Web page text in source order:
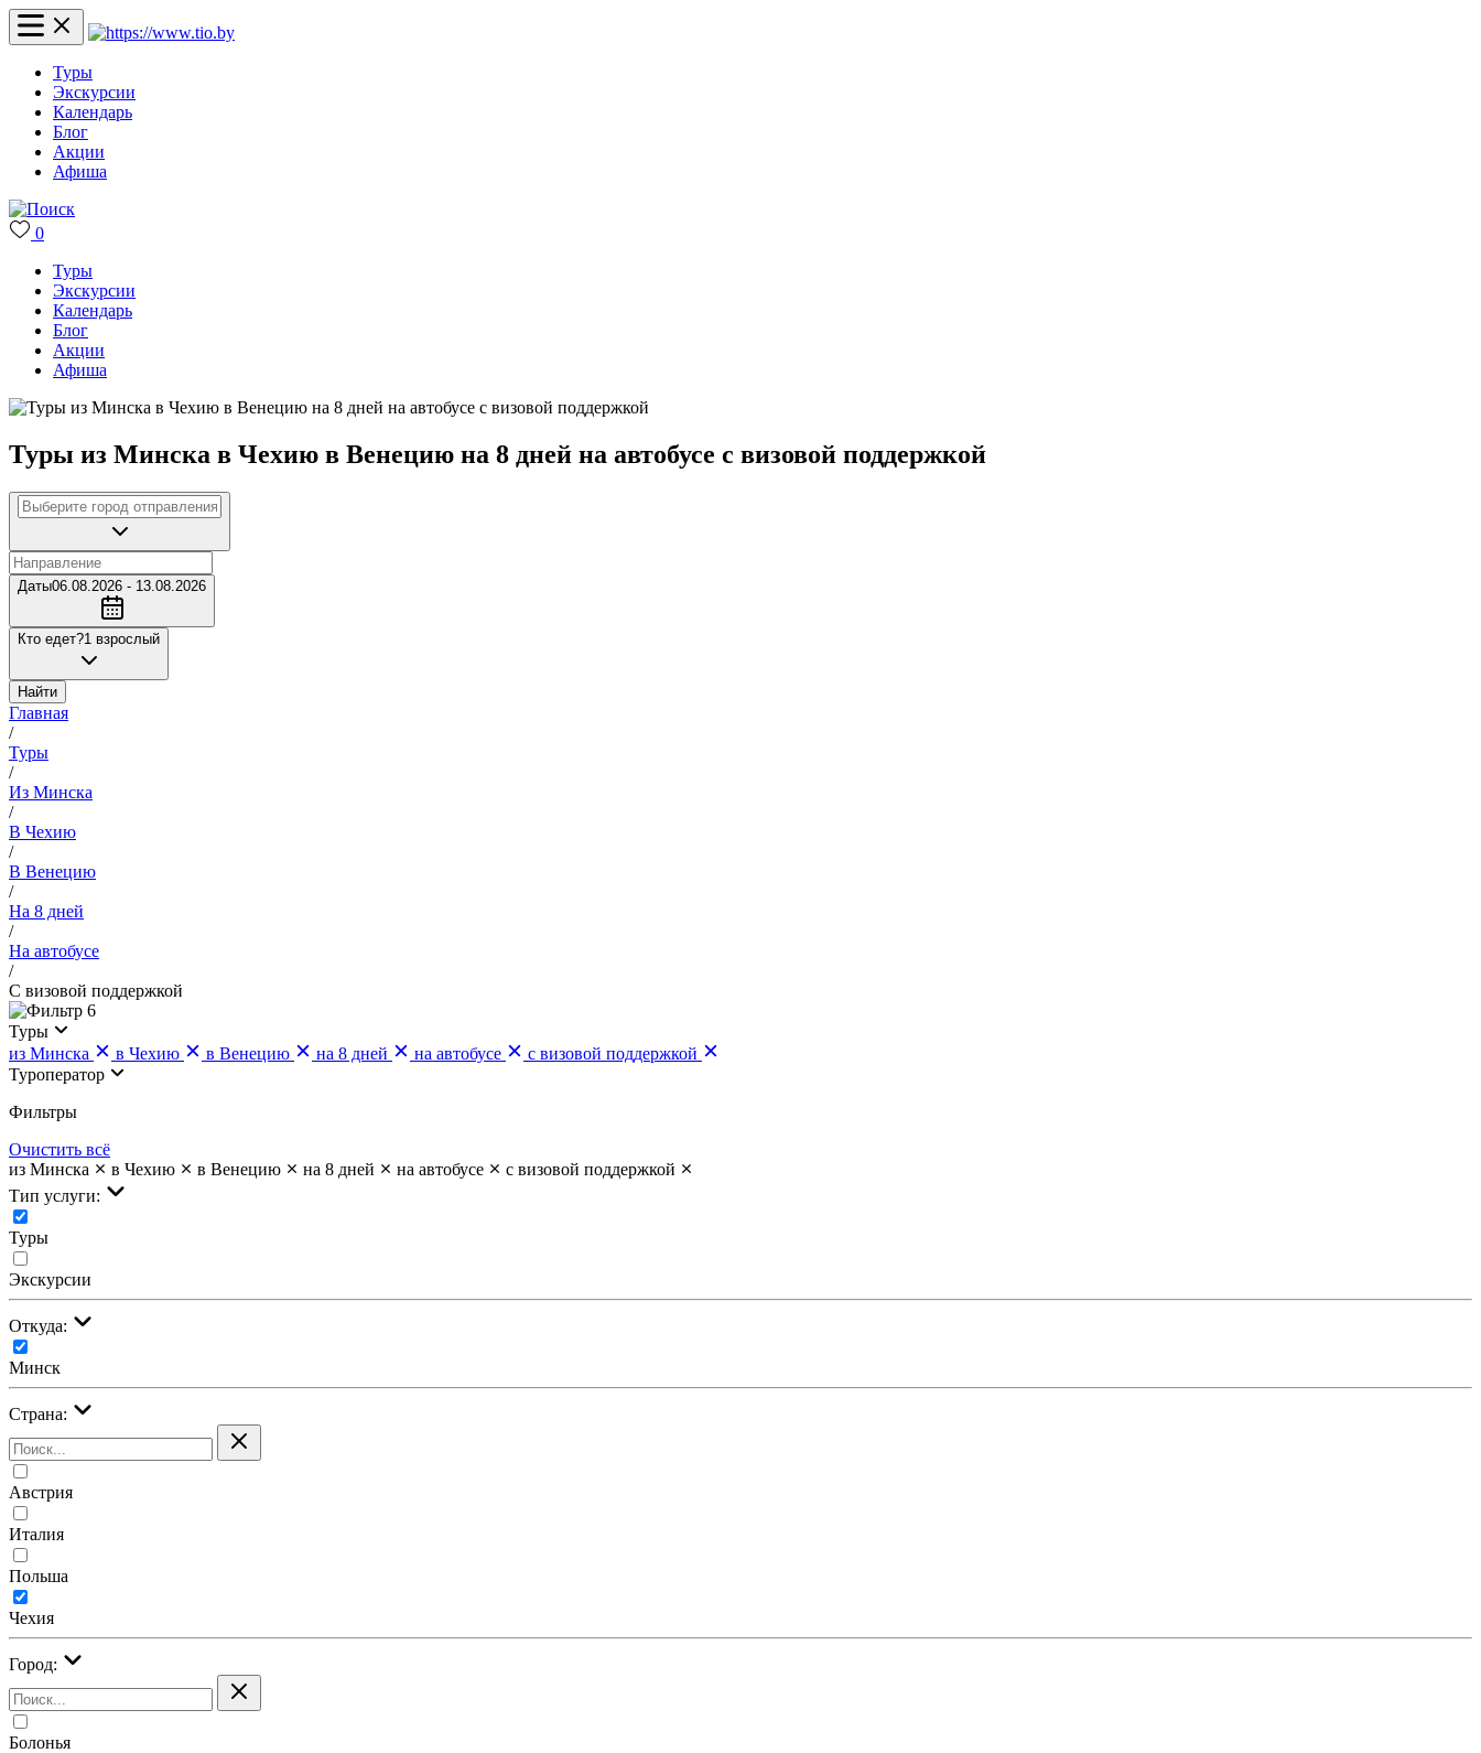
Туры
Экскурсии
Календарь
Блог
Акции
Афиша
0
Туры
Экскурсии
Календарь
Блог
Акции
Афиша
Туры из Минска в Чехию в Венецию на 8 дней на автобусе с визовой поддержкой
Даты06.08.2026 - 13.08.2026
Кто едет?1 взрослый
Найти
Главная
/
Туры
/
Из Минска
/
В Чехию
/
В Венецию
/
На 8 дней
/
На автобусе
/
С визовой поддержкой
6
Туры
из Минска
в Чехию в Венецию на 8 дней на автобусе
с визовой поддержкой
Туроператор
Фильтры
Очистить всё
из Минска
в Чехию в Венецию на 8 дней на автобусе
с визовой поддержкой
Тип услуги:
Туры
Экскурсии
Откуда:
Минск
Страна:
Австрия
Италия
Польша
Чехия
Город:
Болонья